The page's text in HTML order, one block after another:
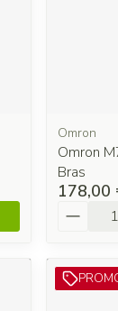
Omron
Omron
Bras
178,00
Quantité